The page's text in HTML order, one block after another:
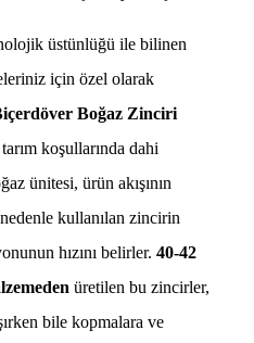
üstünlüğü ile bilinen
için özel olarak
Boğaz Zinciri
koşullarında dahi
ünitesi, ürün akışının
kullanılan zincirin
hızını belirler. 40-42
üretilen bu zincirler,
bile kopmalara ve